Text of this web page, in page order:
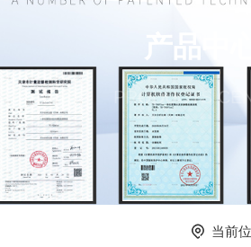
产品中心
PRODUCTS
当前